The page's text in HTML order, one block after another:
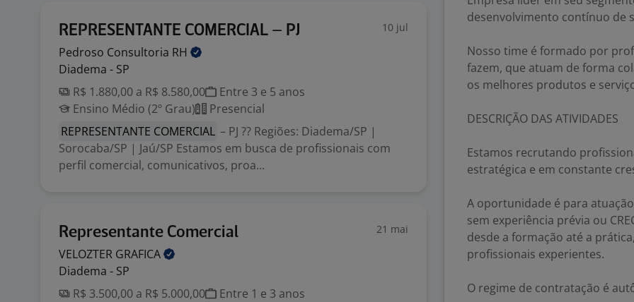
REPRESENTANTE COMERCIAL – PJ 10 jul
Pedroso Consultoria RH
Diadema - SP
R$ 1.880,00 a R$ 8.580,00
Entre 3 e 5 anos
Ensino Médio (2º Grau)
Presencial
REPRESENTANTE COMERCIAL – PJ ?? Regiões: Diadema/SP |
Sorocaba/SP | Jaú/SP Estamos em busca de profissionais com
perfil comercial, comunicativos, proa...
Representante Comercial 21 mai
VELOZTER GRAFICA
Diadema - SP
R$ 3.500,00 a R$ 5.000,00
Entre 1 e 3 anos
desenvolvimento contínuo de
Nosso time é formado por
fazem, que atuam de forma
os melhores produtos e
DESCRIÇÃO DAS ATIVIDADES
Estamos recrutando
estratégica e em constante
A oportunidade é para
sem experiência prévia ou
desde a formação até a
profissionais experientes.
O regime de contratação é